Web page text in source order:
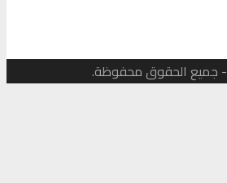
- جميع الحقوق محفوظة.